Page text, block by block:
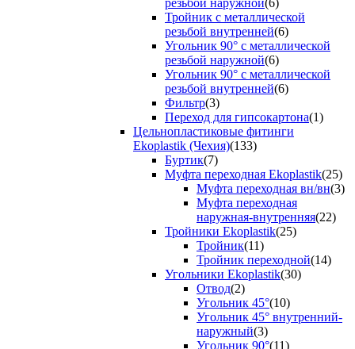
резьбой наружной(6)
Тройник с металлической
резьбой внутренней(6)
Угольник 90° с металлической
резьбой наружной(6)
Угольник 90° с металлической
резьбой внутренней(6)
Фильтр(3)
Переход для гипсокартона(1)
Цельнопластиковые фитинги
Ekoplastik (Чехия)(133)
Буртик(7)
Муфта переходная Ekoplastik(25)
Муфта переходная вн/вн(3)
Муфта переходная
наружная-внутренняя(22)
Тройники Ekoplastik(25)
Тройник(11)
Тройник переходной(14)
Угольники Ekoplastik(30)
Отвод(2)
Угольник 45°(10)
Угольник 45° внутренний-
наружный(3)
Угольник 90°(11)